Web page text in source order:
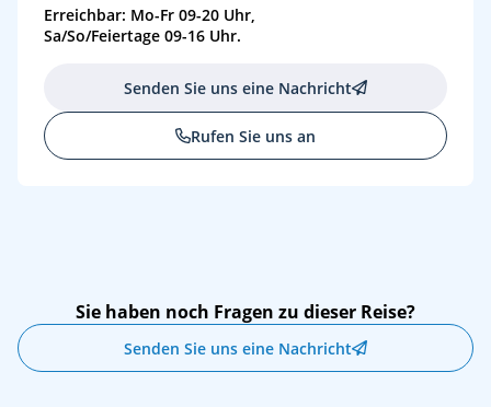
Erreichbar: Mo-Fr 09-20 Uhr,
Sa/So/Feiertage 09-16 Uhr.
Senden Sie uns eine Nachricht
Rufen Sie uns an
Sie haben noch Fragen zu dieser Reise?
Senden Sie uns eine Nachricht